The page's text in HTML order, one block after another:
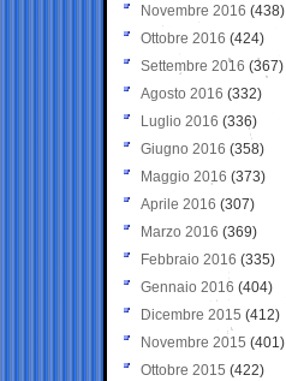
Novembre 2016 (438)
Ottobre 2016 (424)
Settembre 2016 (367)
Agosto 2016 (332)
Luglio 2016 (336)
Giugno 2016 (358)
Maggio 2016 (373)
Aprile 2016 (307)
Marzo 2016 (369)
Febbraio 2016 (335)
Gennaio 2016 (404)
Dicembre 2015 (412)
Novembre 2015 (401)
Ottobre 2015 (422)